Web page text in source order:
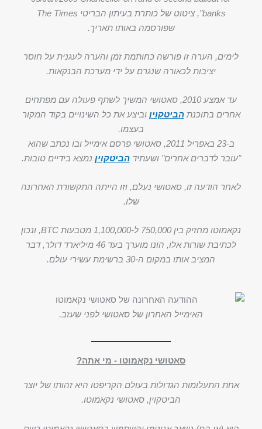
banks", ציטוט של כותרת בעיתון הבריטי The Times
שפורסמה באותו תאריך.
לימים, הערה זו פורשה כחותמת זמן והערה לעגנית על חוסר
יציבות לכאורה שנגרם על ידי מערכת הבנקאות.
עד אמצע 2010, סאטושי המשיך לשתף פעולה עם מפתחים
אחרים בתוכנתהביטקוין וביצע את כל השינויים בקוד המקור
בעצמו.
ב-23 באפריל 2011, סאטושי פרסם אימייל ובו נכתב שהוא
"עובר לדברים אחרים" ושעתידהביטקוין נמצא בידיים טובות.
לאחר הודעה זו, סאטושי נעלם, וזו הייתה התקשורת האחרונה
שלו.
נקאמוטו מחזיק בין 750,000 ל-1,100,000 מטבעות BTC, ונכון
לכתיבת שורות אלו, הונו מוערך בעד 46 מיליארד דולר, דבר
המציב אותו במקום ה-30 ברשימת עשירי עולם.
האימייל האחרון של סאטושי לפני שעזב.
סאטושי נקאמוטו - מי אתה?
אחת התעלומות הגדולות בעולם הקריפטו היא זהותו של יוצר
הביטקוין, סאטושי נקאמוטו.